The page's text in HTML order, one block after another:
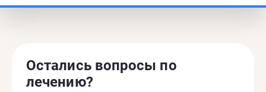
Остались вопросы по
лечению?